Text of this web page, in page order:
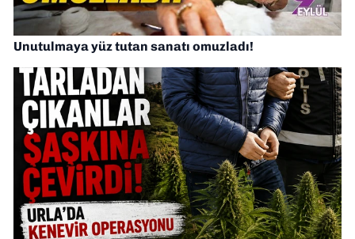
Unutulmaya yüz tutan sanatı omuzladı!